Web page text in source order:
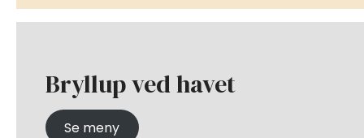
Bryllup ved havet
Se meny